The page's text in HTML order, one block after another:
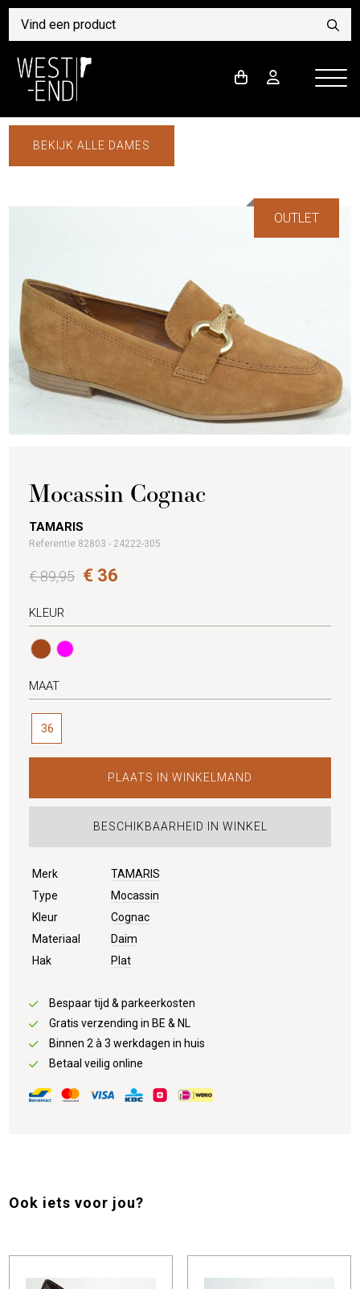
BEKIJK ALLE DAMES
OUTLET
Mocassin Cognac
TAMARIS
Referentie 82803 - 24222-305
€ 89,95 € 36
KLEUR
MAAT
36
PLAATS IN WINKELMAND
BESCHIKBAARHEID IN WINKEL
Merk
TAMARIS
Type
Mocassin
Kleur
Cognac
Materiaal
Daim
Hak
Plat
Bespaar tijd & parkeerkosten
Gratis verzending in BE & NL
Binnen 2 à 3 werkdagen in huis
Betaal veilig online
Ook iets voor jou?